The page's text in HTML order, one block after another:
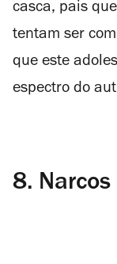
casca, pais
tentam ser
que este
espectro do
8. Narcos